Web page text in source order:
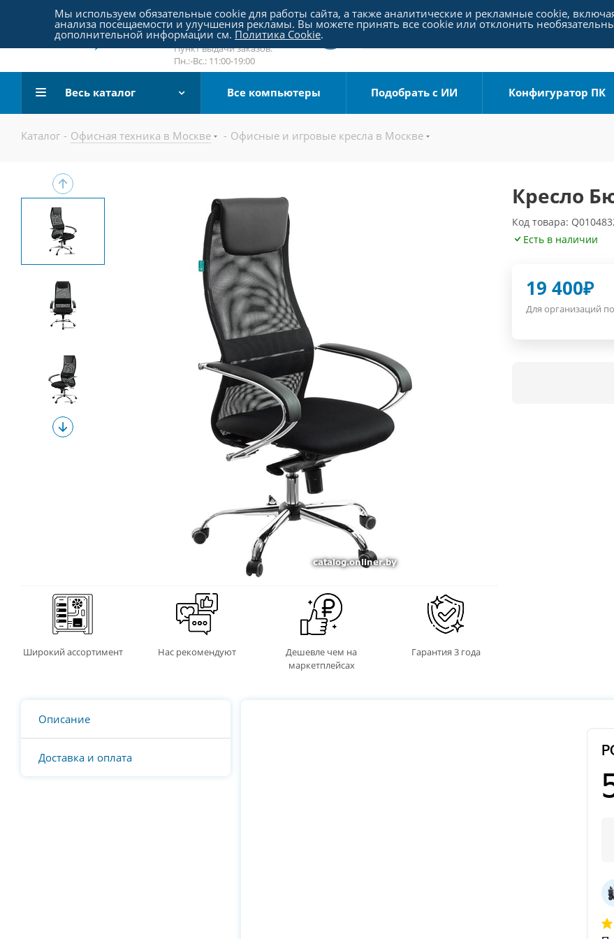
Пятницкое шоссе 18, пав. 267
email:sale@pc-arena.ru
Пн.:-Вс.: 10:00-20:00
Пункт выдачи заказов:
Пн.:-Вс.: 11:00-19:00
Весь каталог Все компьютеры Подобрать с ИИ Конфигуратор ПК
Каталог - Офисная техника в Москве - Офисные и игровые кресла в Москве
Широкий ассортимент Нас рекомендуют
Дешевле чем на
маркетплейсах
Гарантия 3 года
Кресло
Код товара:
Есть в наличии
19 400₽
Для организаций
Описание
Доставка и оплата
Мы используем обязательные cookie для работы сайта, а также аналитические и рекламные cookie,
анализа посещаемости и улучшения рекламы. Вы можете принять все cookie или отклонить
дополнительной информации см. Политика Cookie.